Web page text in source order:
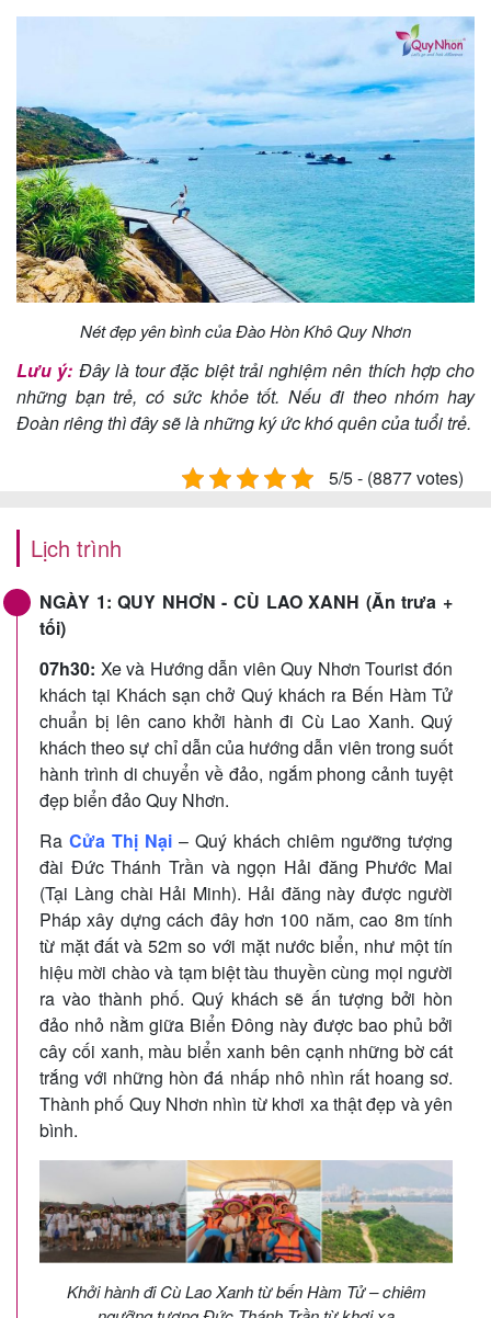
Nét đẹp yên bình của Đào Hòn Khô Quy Nhơn
Lưu ý: Đây là tour đặc biệt trải nghiệm nên thích hợp cho
những bạn trẻ, có sức khỏe tốt. Nếu đi theo nhóm hay
Đoàn riêng thì đây sẽ là những ký ức khó quên của tuổi trẻ.
5/5 - (8877 votes)
Lịch trình
NGÀY 1: QUY NHƠN - CÙ LAO XANH (Ăn trưa +
tối)
07h30: Xe và Hướng dẫn viên Quy Nhơn Tourist đón
khách tại Khách sạn chở Quý khách ra Bến Hàm Tử
chuẩn bị lên cano khởi hành đi Cù Lao Xanh. Quý
khách theo sự chỉ dẫn của hướng dẫn viên trong suốt
hành trình di chuyển về đảo, ngắm phong cảnh tuyệt
đẹp biển đảo Quy Nhơn.
Ra Cửa Thị Nại – Quý khách chiêm ngưỡng tượng
đài Đức Thánh Trần và ngọn Hải đăng Phước Mai
(Tại Làng chài Hải Minh). Hải đăng này được người
Pháp xây dựng cách đây hơn 100 năm, cao 8m tính
từ mặt đất và 52m so với mặt nước biển, như một tín
hiệu mời chào và tạm biệt tàu thuyền cùng mọi người
ra vào thành phố. Quý khách sẽ ấn tượng bởi hòn
đảo nhỏ nằm giữa Biển Đông này được bao phủ bởi
cây cối xanh, màu biển xanh bên cạnh những bờ cát
trắng với những hòn đá nhấp nhô nhìn rất hoang sơ.
Thành phố Quy Nhơn nhìn từ khơi xa thật đẹp và yên
bình.
Khởi hành đi Cù Lao Xanh từ bến Hàm Tử – chiêm